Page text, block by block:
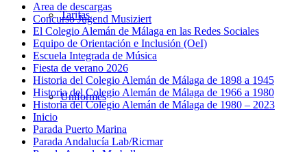
Tarifas
Uniformes
Area de descargas
Concurso Jugend Musiziert
El Colegio Alemán de Málaga en las Redes Sociales
Equipo de Orientación e Inclusión (OeI)
Escuela Integrada de Música
Fiesta de verano 2026
Historia del Colegio Alemán de Málaga de 1898 a 1945
Historia del Colegio Alemán de Málaga de 1966 a 1980
Historia del Colegio Alemán de Málaga de 1980 – 2023
Inicio
Parada Puerto Marina
Parada Andalucía Lab/Ricmar